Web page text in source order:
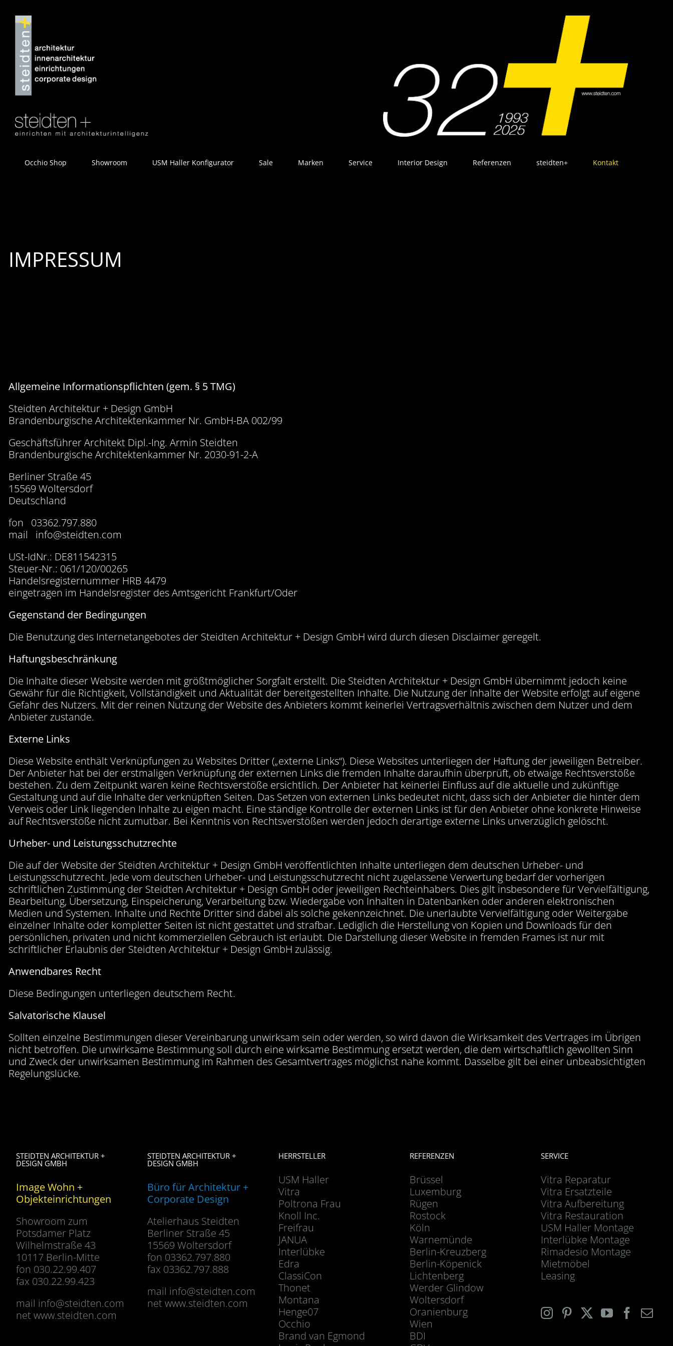
Inhalt
springen
Occhio Shop Showroom USM Haller Konfigurator Sale Marken Service Interior Design Referenzen steidten+ Kontakt
IMPRESSUM
Allgemeine Informationspflichten (gem. § 5 TMG)
Steidten Architektur + Design GmbH
Brandenburgische Architektenkammer Nr. GmbH-BA 002/99
Geschäftsführer Architekt Dipl.-Ing. Armin Steidten
Brandenburgische Architektenkammer Nr. 2030-91-2-A
Berliner Straße 45
15569 Woltersdorf
Deutschland
fon 03362.797.880
mail info@steidten.com
USt-IdNr.: DE811542315
Steuer-Nr.: 061/120/00265
Handelsregisternummer HRB 4479
eingetragen im Handelsregister des Amtsgericht Frankfurt/Oder
Gegenstand der Bedingungen
Die Benutzung des Internetangebotes der Steidten Architektur + Design GmbH wird durch diesen Disclaimer geregelt.
Haftungsbeschränkung
Die Inhalte dieser Website werden mit größtmöglicher Sorgfalt erstellt. Die Steidten Architektur + Design GmbH übernimmt jedoch keine
Gewähr für die Richtigkeit, Vollständigkeit und Aktualität der bereitgestellten Inhalte. Die Nutzung der Inhalte der Website erfolgt auf eigene
Gefahr des Nutzers. Mit der reinen Nutzung der Website des Anbieters kommt keinerlei Vertragsverhältnis zwischen dem Nutzer und dem
Anbieter zustande.
Externe Links
Diese Website enthält Verknüpfungen zu Websites Dritter („externe Links“). Diese Websites unterliegen der Haftung der jeweiligen Betreiber.
Der Anbieter hat bei der erstmaligen Verknüpfung der externen Links die fremden Inhalte daraufhin überprüft, ob etwaige Rechtsverstöße
bestehen. Zu dem Zeitpunkt waren keine Rechtsverstöße ersichtlich. Der Anbieter hat keinerlei Einfluss auf die aktuelle und zukünftige
Gestaltung und auf die Inhalte der verknüpften Seiten. Das Setzen von externen Links bedeutet nicht, dass sich der Anbieter die hinter dem
Verweis oder Link liegenden Inhalte zu eigen macht. Eine ständige Kontrolle der externen Links ist für den Anbieter ohne konkrete Hinweise
auf Rechtsverstöße nicht zumutbar. Bei Kenntnis von Rechtsverstößen werden jedoch derartige externe Links unverzüglich gelöscht.
Urheber- und Leistungsschutzrechte
Die auf der Website der Steidten Architektur + Design GmbH veröffentlichten Inhalte unterliegen dem deutschen Urheber- und
Leistungsschutzrecht. Jede vom deutschen Urheber- und Leistungsschutzrecht nicht zugelassene Verwertung bedarf der vorherigen
schriftlichen Zustimmung der Steidten Architektur + Design GmbH oder jeweiligen Rechteinhabers. Dies gilt insbesondere für Vervielfältigung,
Bearbeitung, Übersetzung, Einspeicherung, Verarbeitung bzw. Wiedergabe von Inhalten in Datenbanken oder anderen elektronischen
Medien und Systemen. Inhalte und Rechte Dritter sind dabei als solche gekennzeichnet. Die unerlaubte Vervielfältigung oder Weitergabe
einzelner Inhalte oder kompletter Seiten ist nicht gestattet und strafbar. Lediglich die Herstellung von Kopien und Downloads für den
persönlichen, privaten und nicht kommerziellen Gebrauch ist erlaubt. Die Darstellung dieser Website in fremden Frames ist nur mit
schriftlicher Erlaubnis der Steidten Architektur + Design GmbH zulässig.
Anwendbares Recht
Diese Bedingungen unterliegen deutschem Recht.
Salvatorische Klausel
Sollten einzelne Bestimmungen dieser Vereinbarung unwirksam sein oder werden, so wird davon die Wirksamkeit des Vertrages im Übrigen
nicht betroffen. Die unwirksame Bestimmung soll durch eine wirksame Bestimmung ersetzt werden, die dem wirtschaftlich gewollten Sinn
und Zweck der unwirksamen Bestimmung im Rahmen des Gesamtvertrages möglichst nahe kommt. Dasselbe gilt bei einer unbeabsichtigten
Regelungslücke.
STEIDTEN ARCHITEKTUR +
DESIGN GMBH
Image Wohn +
Objekteinrichtungen
Showroom zum
Potsdamer Platz
Wilhelmstraße 43
10117 Berlin-Mitte
fon 030.22.99.407
fax 030.22.99.423
mail info@steidten.com
net www.steidten.com
STEIDTEN ARCHITEKTUR +
DESIGN GMBH
Büro für Architektur +
Corporate Design
Atelierhaus Steidten
Berliner Straße 45
15569 Woltersdorf
fon 03362.797.880
fax 03362.797.888
mail info@steidten.com
net www.steidten.com
HERRSTELLER
USM Haller
Vitra
Poltrona Frau
Knoll Inc.
Freifrau
JANUA
Interlübke
Edra
ClassiCon
Thonet
Montana
Henge07
Occhio
Brand van Egmond
REFERENZEN
Brüssel
Luxemburg
Rügen
Rostock
Köln
Warnemünde
Berlin-Kreuzberg
Berlin-Köpenick
Lichtenberg
Werder Glindow
Woltersdorf
Oranienburg
Wien
BDI
SERVICE
Vitra Reparatur
Vitra Ersatzteile
Vitra Aufbereitung
Vitra Restauration
USM Haller Montage
Interlübke Montage
Rimadesio Montage
Mietmöbel
Leasing